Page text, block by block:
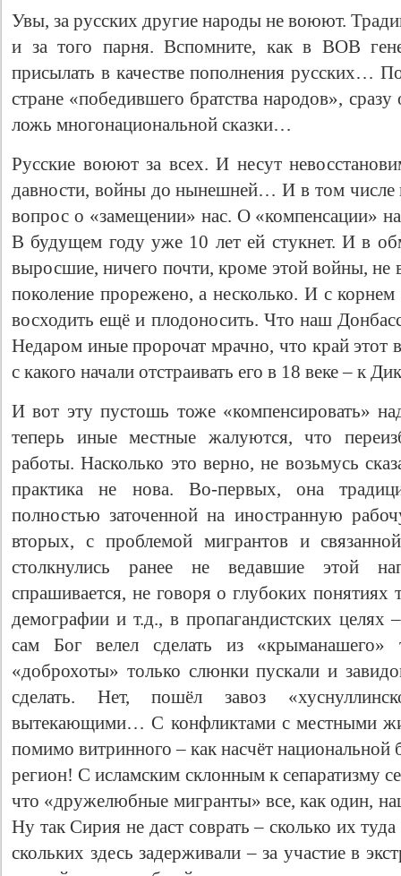
Увы, за русских другие народы не воюют.
и за того парня. Вспомните, как в ВОВ
присылать в качестве пополнения русских…
стране «победившего братства народов»,
ложь многонациональной сказки…
Русские воюют за всех. И несут
давности, войны до нынешней… И в том числе
вопрос о «замещении» нас. О «компенсации»
В будущем году уже 10 лет ей стукнет. И в
выросшие, ничего почти, кроме этой войны, не
поколение прорежено, а несколько. И с
восходить ещё и плодоносить. Что наш
Недаром иные пророчат мрачно, что край этот
с какого начали отстраивать его в 18 веке – к
И вот эту пустошь тоже «компенсировать»
теперь иные местные жалуются, что
работы. Насколько это верно, не возьмусь
практика не нова. Во-первых, она
полностью заточенной на иностранную
вторых, с проблемой мигрантов и
столкнулись ранее не ведавшие этой
спрашивается, не говоря о глубоких понятиях
демографии и т.д., в пропагандистских целях
сам Бог велел сделать из
«доброхоты» только слюнки пускали и
сделать. Нет, пошёл завоз
вытекающими… С конфликтами с местными
помимо витринного – как насчёт национальной
регион! С исламским склонным к сепаратизму
что «дружелюбные мигранты» все, как один,
Ну так Сирия не даст соврать – сколько их
скольких здесь задерживали – за участие в